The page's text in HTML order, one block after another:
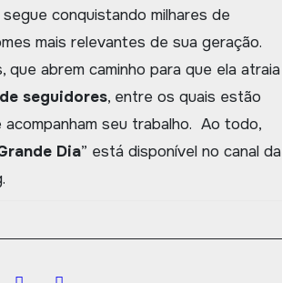
conquistando milhares de
mais relevantes de sua geração.
abrem caminho para que ela atraia
seguidores, entre os quais estão
acompanham seu trabalho. Ao todo,
Dia” está disponível no canal da